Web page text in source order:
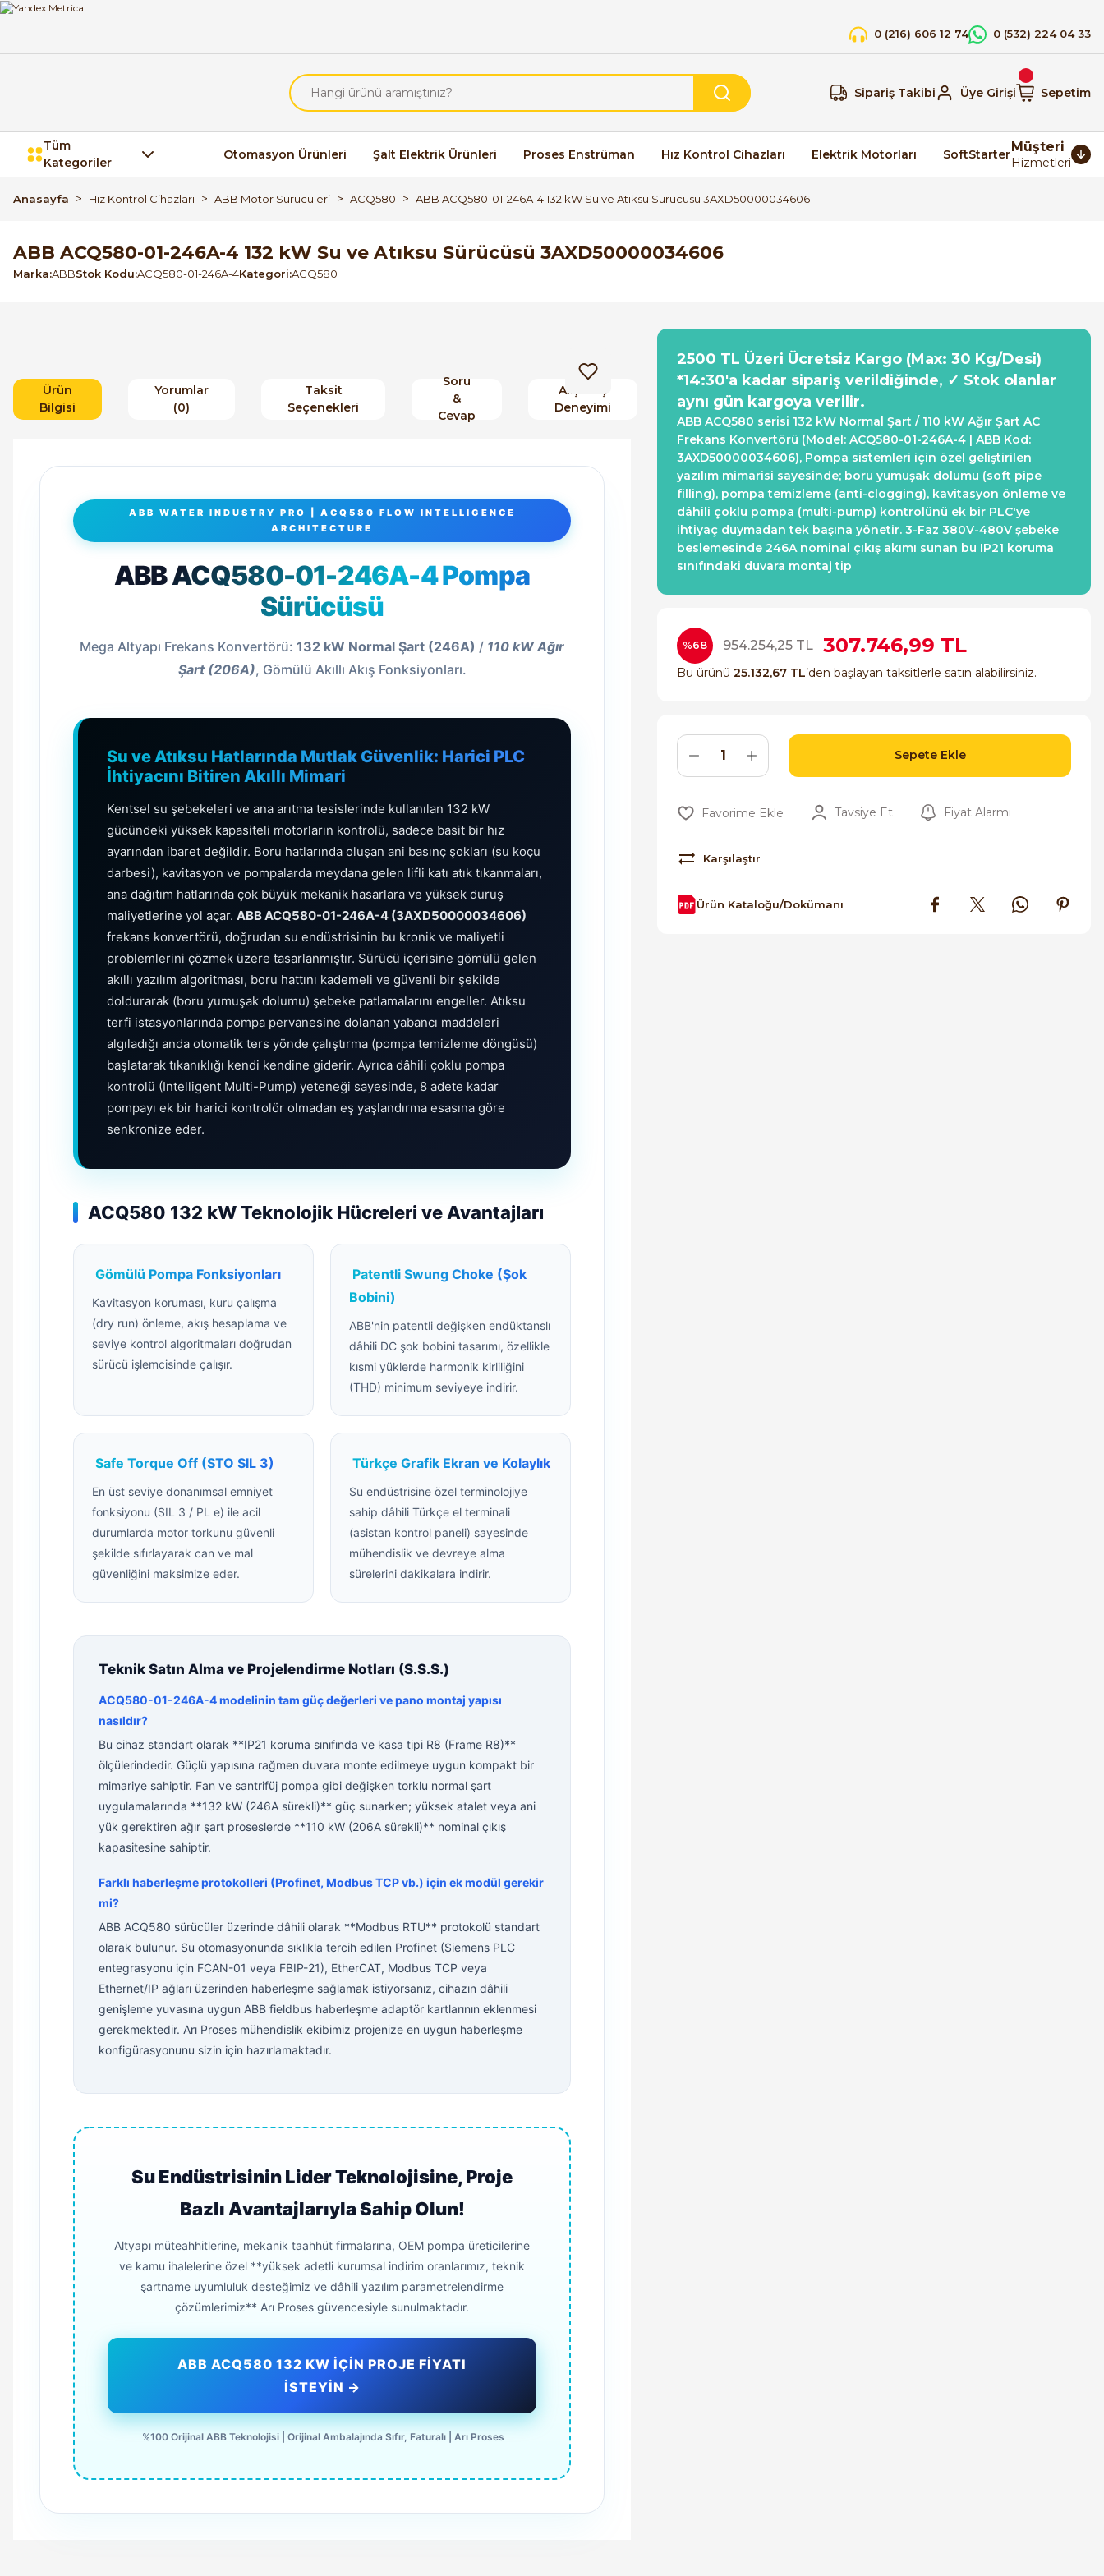
0 (216) 606 12 74 0 (532) 224 04 33
Sipariş Takibi Üye Girişi Sepetim
Tüm
Kategoriler
Otomasyon Ürünleri Şalt Elektrik Ürünleri Proses Enstrüman Hız Kontrol Cihazları Elektrik Motorları SoftStarterMüşteri
Hizmetleri
Anasayfa Hız Kontrol Cihazları ABB Motor Sürücüleri ACQ580 ABB ACQ580-01-246A-4 132 kW Su ve Atıksu Sürücüsü 3AXD50000034606
ABB ACQ580-01-246A-4 132 kW Su ve Atıksu Sürücüsü 3AXD50000034606
Marka ABBStok Kodu ACQ580-01-246A-4Kategori ACQ580
Ürün
Bilgisi
Yorumlar
(0)
Taksit
Seçenekleri
Soru
&
Cevap
Alışveriş
Deneyimi
ABB WATER INDUSTRY PRO | ACQ580 FLOW INTELLIGENCE
ARCHITECTURE
ABB ACQ580-01-246A-4 Pompa
Sürücüsü
Mega Altyapı Frekans Konvertörü: 132 kW Normal Şart (246A) / 110 kW Ağır
Şart (206A), Gömülü Akıllı Akış Fonksiyonları.
Su ve Atıksu Hatlarında Mutlak Güvenlik: Harici PLC
İhtiyacını Bitiren Akıllı Mimari
Kentsel su şebekeleri ve ana arıtma tesislerinde kullanılan 132 kW
gücündeki yüksek kapasiteli motorların kontrolü, sadece basit bir hız
ayarından ibaret değildir. Boru hatlarında oluşan ani basınç şokları (su koçu
darbesi), kavitasyon ve pompalarda meydana gelen lifli katı atık tıkanmaları,
ana dağıtım hatlarında çok büyük mekanik hasarlara ve yüksek duruş
maliyetlerine yol açar. ABB ACQ580-01-246A-4 (3AXD50000034606)
frekans konvertörü, doğrudan su endüstrisinin bu kronik ve maliyetli
problemlerini çözmek üzere tasarlanmıştır. Sürücü içerisine gömülü gelen
akıllı yazılım algoritması, boru hattını kademeli ve güvenli bir şekilde
doldurarak (boru yumuşak dolumu) şebeke patlamalarını engeller. Atıksu
terfi istasyonlarında pompa pervanesine dolanan yabancı maddeleri
algıladığı anda otomatik ters yönde çalıştırma (pompa temizleme döngüsü)
başlatarak tıkanıklığı kendi kendine giderir. Ayrıca dâhili çoklu pompa
kontrolü (Intelligent Multi-Pump) yeteneği sayesinde, 8 adete kadar
pompayı ek bir harici kontrolör olmadan eş yaşlandırma esasına göre
senkronize eder.
ACQ580 132 kW Teknolojik Hücreleri ve Avantajları
Gömülü Pompa Fonksiyonları
Kavitasyon koruması, kuru çalışma
(dry run) önleme, akış hesaplama ve
seviye kontrol algoritmaları doğrudan
sürücü işlemcisinde çalışır.
Patentli Swung Choke (Şok
Bobini)
ABB'nin patentli değişken endüktanslı
dâhili DC şok bobini tasarımı, özellikle
kısmi yüklerde harmonik kirliliğini
(THD) minimum seviyeye indirir.
Safe Torque Off (STO SIL 3)
En üst seviye donanımsal emniyet
fonksiyonu (SIL 3 / PL e) ile acil
durumlarda motor torkunu güvenli
şekilde sıfırlayarak can ve mal
güvenliğini maksimize eder.
Türkçe Grafik Ekran ve Kolaylık
Su endüstrisine özel terminolojiye
sahip dâhili Türkçe el terminali
(asistan kontrol paneli) sayesinde
mühendislik ve devreye alma
sürelerini dakikalara indirir.
Teknik Satın Alma ve Projelendirme Notları (S.S.S.)
ACQ580-01-246A-4 modelinin tam güç değerleri ve pano montaj yapısı
nasıldır?
Bu cihaz standart olarak **IP21 koruma sınıfında ve kasa tipi R8 (Frame R8)**
ölçülerindedir. Güçlü yapısına rağmen duvara monte edilmeye uygun kompakt bir
mimariye sahiptir. Fan ve santrifüj pompa gibi değişken torklu normal şart
uygulamalarında **132 kW (246A sürekli)** güç sunarken; yüksek atalet veya ani
yük gerektiren ağır şart proseslerde **110 kW (206A sürekli)** nominal çıkış
kapasitesine sahiptir.
Farklı haberleşme protokolleri (Profinet, Modbus TCP vb.) için ek modül gerekir
mi?
ABB ACQ580 sürücüler üzerinde dâhili olarak **Modbus RTU** protokolü standart
olarak bulunur. Su otomasyonunda sıklıkla tercih edilen Profinet (Siemens PLC
entegrasyonu için FCAN-01 veya FBIP-21), EtherCAT, Modbus TCP veya
Ethernet/IP ağları üzerinden haberleşme sağlamak istiyorsanız, cihazın dâhili
genişleme yuvasına uygun ABB fieldbus haberleşme adaptör kartlarının eklenmesi
gerekmektedir. Arı Proses mühendislik ekibimiz projenize en uygun haberleşme
konfigürasyonunu sizin için hazırlamaktadır.
Su Endüstrisinin Lider Teknolojisine, Proje
Bazlı Avantajlarıyla Sahip Olun!
Altyapı müteahhitlerine, mekanik taahhüt firmalarına, OEM pompa üreticilerine
ve kamu ihalelerine özel **yüksek adetli kurumsal indirim oranlarımız, teknik
şartname uyumluluk desteğimiz ve dâhili yazılım parametrelendirme
çözümlerimiz** Arı Proses güvencesiyle sunulmaktadır.
ABB ACQ580 132 KW İÇİN PROJE FİYATI
İSTEYİN →
%100 Orijinal ABB Teknolojisi | Orijinal Ambalajında Sıfır, Faturalı | Arı Proses
2500 TL Üzeri Ücretsiz Kargo (Max: 30 Kg/Desi)
*14:30'a kadar sipariş verildiğinde, ✓ Stok olanlar
aynı gün kargoya verilir.
ABB ACQ580 serisi 132 kW Normal Şart / 110 kW Ağır Şart AC
Frekans Konvertörü (Model: ACQ580-01-246A-4 | ABB Kod:
3AXD50000034606), Pompa sistemleri için özel geliştirilen
yazılım mimarisi sayesinde; boru yumuşak dolumu (soft pipe
filling), pompa temizleme (anti-clogging), kavitasyon önleme ve
dâhili çoklu pompa (multi-pump) kontrolünü ek bir PLC'ye
ihtiyaç duymadan tek başına yönetir. 3-Faz 380V-480V şebeke
beslemesinde 246A nominal çıkış akımı sunan bu IP21 koruma
sınıfındaki duvara montaj tip
%68 954.254,25 TL 307.746,99 TL
Bu ürünü 25.132,67 TL’den başlayan taksitlerle satın alabilirsiniz.
Sepete Ekle
Tavsiye Et Fiyat Alarmı
Karşılaştır
Ürün Kataloğu/Dokümanı